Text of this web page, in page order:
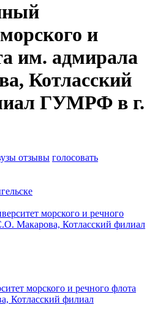
и
им. адмирала
Котласский
ГУМРФ в г.
отзывы голосовать
морского и речного
Макарова, Котласский филиал